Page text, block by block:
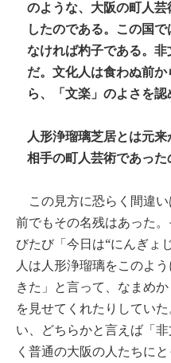
のような、大阪の町人
したのである。この国
なければ杓子である。
だ。文化人は食わぬ前
ら、「文楽」のよさを認
人形浄瑠璃芝居とは元
相手の町人芸術であった
この見方に恐らく間違
前でもその名残はあった
びたび「今日は“にんぎょ
人は人形浄瑠璃をこのよ
きた」と言って、なまめ
を見せてくれたりしてい
い、どちらかと言えば「
く普通の大阪の人たちに